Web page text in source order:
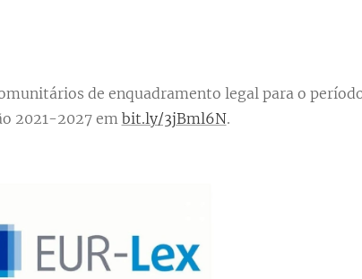
de enquadramento legal para o
2021-2027 em bit.ly/3jBml6N.